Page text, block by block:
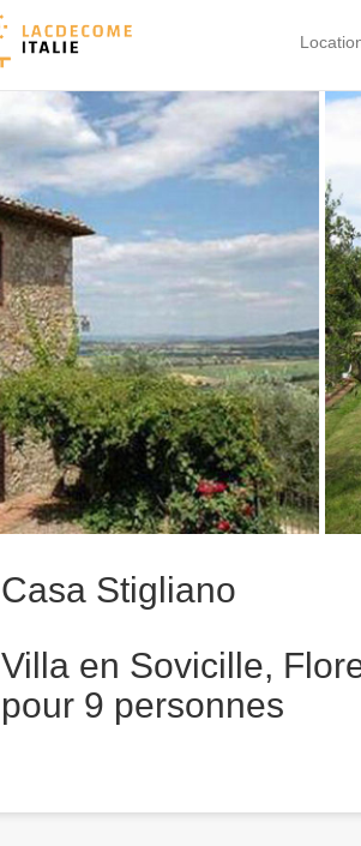
Casa Stigliano
Villa en Sovicille,
pour 9 personnes